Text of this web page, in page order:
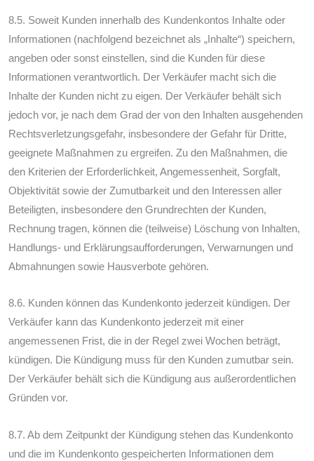
8.5. Soweit Kunden innerhalb des Kundenkontos Inhalte oder
Informationen (nachfolgend bezeichnet als „Inhalte“) speichern,
angeben oder sonst einstellen, sind die Kunden für diese
Informationen verantwortlich. Der Verkäufer macht sich die
Inhalte der Kunden nicht zu eigen. Der Verkäufer behält sich
jedoch vor, je nach dem Grad der von den Inhalten ausgehenden
Rechtsverletzungsgefahr, insbesondere der Gefahr für Dritte,
geeignete Maßnahmen zu ergreifen. Zu den Maßnahmen, die
den Kriterien der Erforderlichkeit, Angemessenheit, Sorgfalt,
Objektivität sowie der Zumutbarkeit und den Interessen aller
Beteiligten, insbesondere den Grundrechten der Kunden,
Rechnung tragen, können die (teilweise) Löschung von Inhalten,
Handlungs- und Erklärungsaufforderungen, Verwarnungen und
Abmahnungen sowie Hausverbote gehören.
8.6. Kunden können das Kundenkonto jederzeit kündigen. Der
Verkäufer kann das Kundenkonto jederzeit mit einer
angemessenen Frist, die in der Regel zwei Wochen beträgt,
kündigen. Die Kündigung muss für den Kunden zumutbar sein.
Der Verkäufer behält sich die Kündigung aus außerordentlichen
Gründen vor.
8.7. Ab dem Zeitpunkt der Kündigung stehen das Kundenkonto
und die im Kundenkonto gespeicherten Informationen dem